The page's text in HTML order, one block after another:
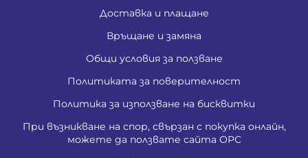
Доставка и плащане
Връщане и замяна
Общи условия за ползване
Политиката за поверителност
Политика за използване на бисквитки
При възникване на спор, свързан с покупка онлайн,
можете да ползвате сайта ОРС